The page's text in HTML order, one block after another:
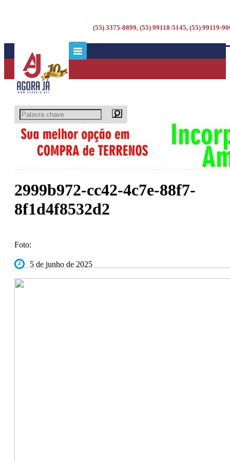
(55) 3375-8899, (55) 99118-5145, (55) 99119-
2999b972-cc42-4c7e-88f7-
8f1d4f8532d2
Foto:
5 de junho de 2025